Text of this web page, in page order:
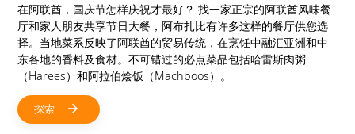
在阿联酋，国庆节怎样庆祝才最好？ 找一家正宗的阿联酋风味餐
厅和家人朋友共享节日大餐，阿布扎比有许多这样的餐厅供您选
择。当地菜系反映了阿联酋的贸易传统，在烹饪中融汇亚洲和中
东各地的香料及食材。不可错过的必点菜品包括哈雷斯肉粥
（Harees）和阿拉伯烩饭（Machboos）。
探索